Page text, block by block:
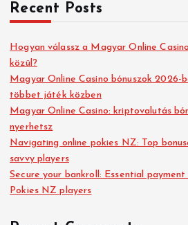
Recent Posts
Hogyan válassz a Magyar Online
közül?
Magyar Online Casino bónuszok 2026-
többet játék közben
Magyar Online Casino: kriptovalutás
nyerhetsz
Navigating online pokies NZ: Top
savvy players
Secure your bankroll: Essential
Pokies NZ players